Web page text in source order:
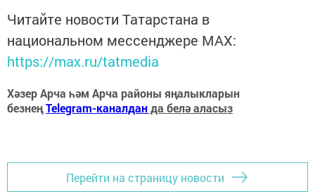
Читайте новости Татарстана в
национальном мессенджере MАХ:
https://max.ru/tatmedia
Хәзер Арча һәм Арча районы яңалыкларын
безнеңTelegram-каналданда белә аласыз
Перейти на страницу новости